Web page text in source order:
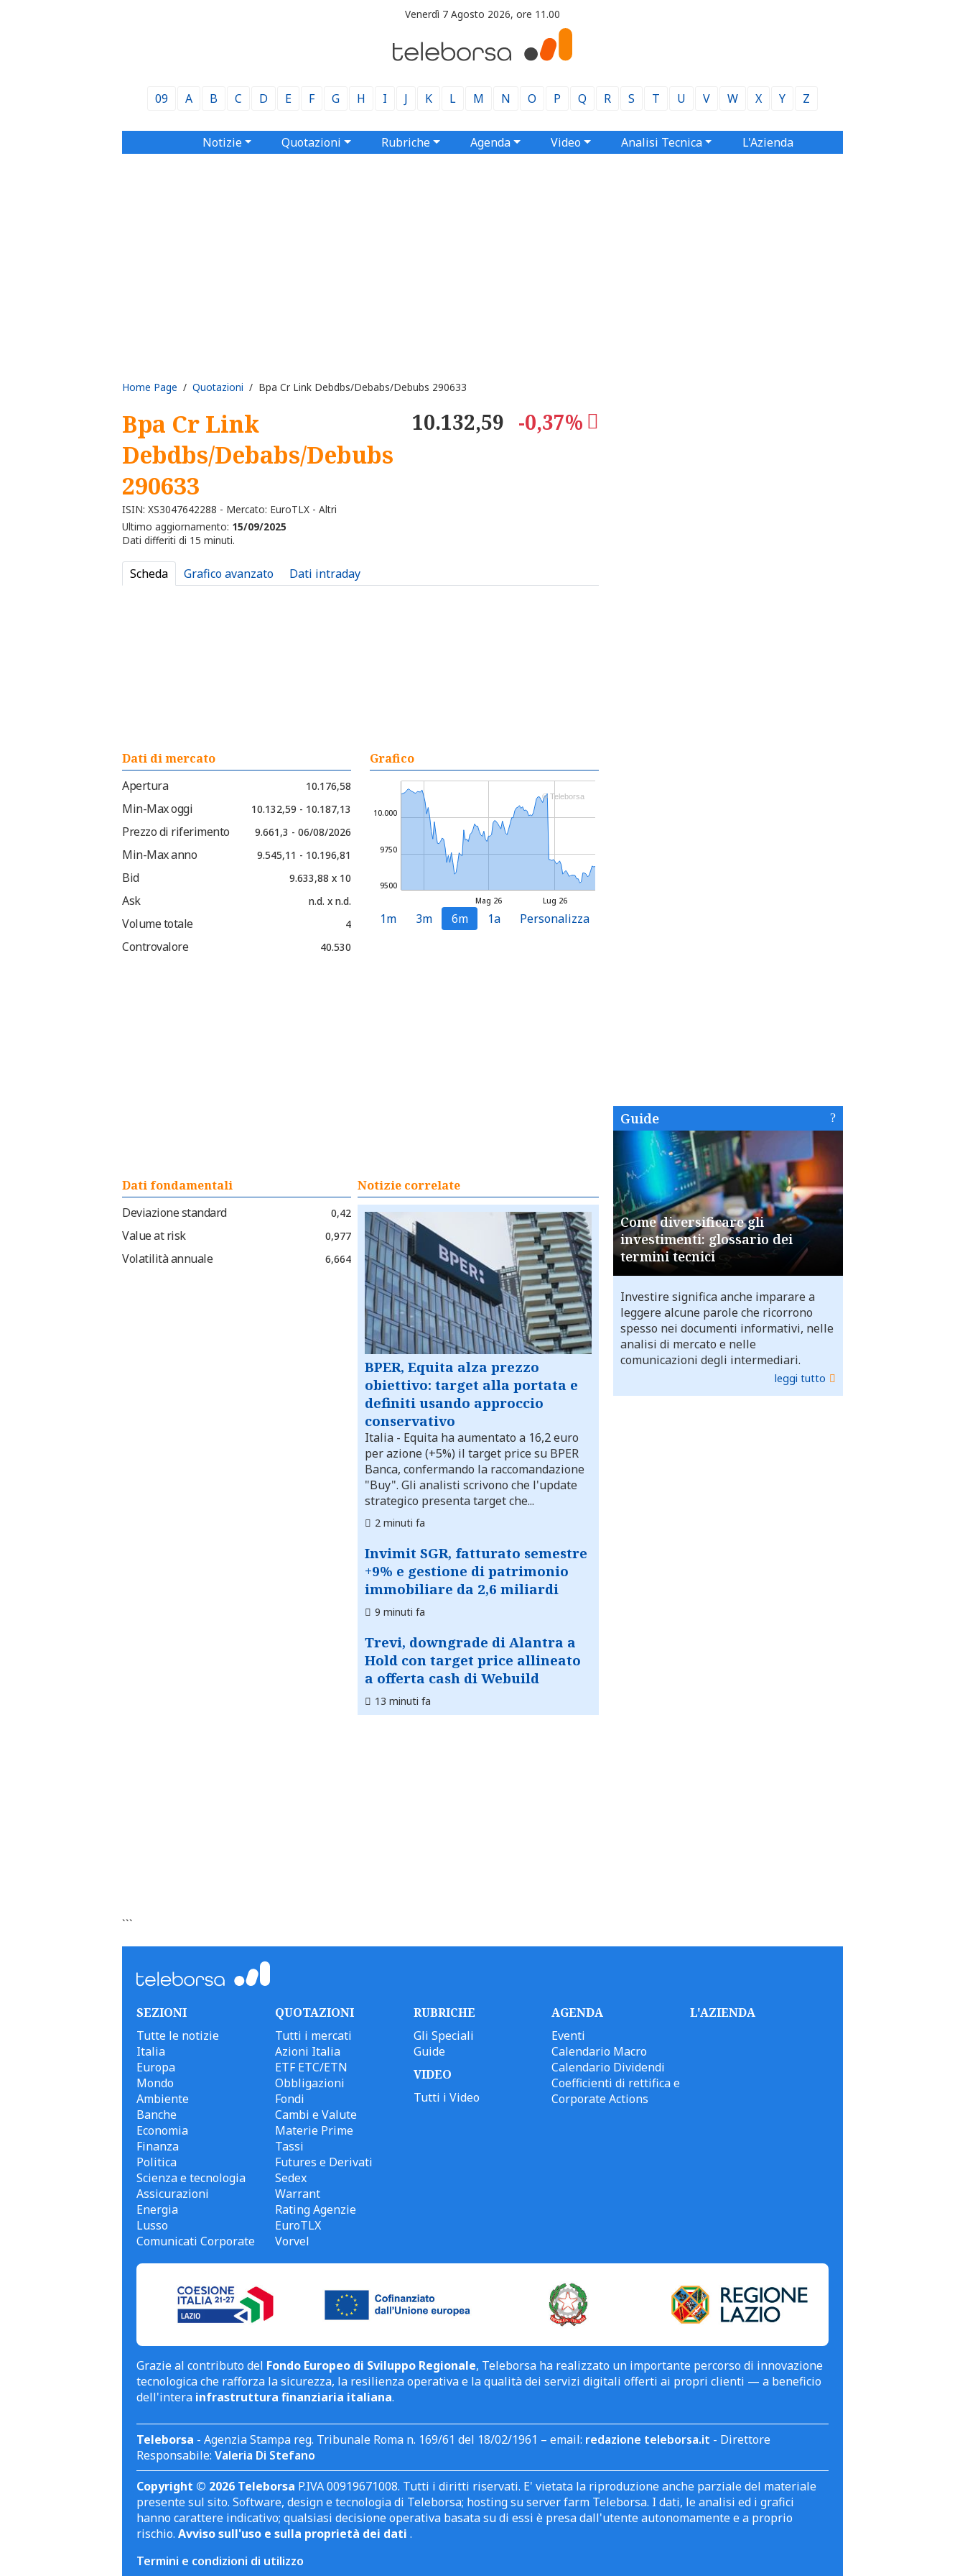
Venerdì 7 Agosto 2026, ore 11.00
09 A B C D E F G H I J K L M N O P Q R S T U V W X Y Z
Notizie Quotazioni Rubriche Agenda Video Analisi Tecnica L'Azienda
Home Page / Quotazioni / Bpa Cr Link Debdbs/Debabs/Debubs 290633
Bpa Cr Link
Debdbs/Debabs/Debubs
290633
ISIN: XS3047642288 - Mercato: EuroTLX - Altri
10.132,59 -0,37%
Ultimo aggiornamento: 15/09/2025
Dati differiti di 15 minuti.
Scheda Grafico avanzato Dati intraday
Dati di mercato
Apertura
10.176,58
Min-Max oggi 10.132,59 - 10.187,13
Prezzo di riferimento 9.661,3 - 06/08/2026
Min-Max anno 9.545,11 - 10.196,81
Bid 9.633,88 x 10
Ask n.d. x n.d.
Volume totale 4
Controvalore 40.530
Grafico
Lug 26
Mag 26
9500
9750
10.000
© Teleborsa
1m 3m 6m 1a Personalizza
Dati fondamentali
Deviazione standard
0,42
Value at risk 0,977
Volatilità annuale 6,664
Notizie correlate
BPER, Equita alza prezzo
obiettivo: target alla portata e
definiti usando approccio
conservativo
Italia - Equita ha aumentato a 16,2 euro
per azione (+5%) il target price su BPER
Banca, confermando la raccomandazione
"Buy". Gli analisti scrivono che l'update
strategico presenta target che...
2 minuti fa
Invimit SGR, fatturato semestre
+9% e gestione di patrimonio
immobiliare da 2,6 miliardi
9 minuti fa
Trevi, downgrade di Alantra a
Hold con target price allineato
a offerta cash di Webuild
13 minuti fa
```
Guide
Come diversificare gli
investimenti: glossario dei
termini tecnici
Investire significa anche imparare a
leggere alcune parole che ricorrono
spesso nei documenti informativi, nelle
analisi di mercato e nelle
comunicazioni degli intermediari.
leggi tutto
SEZIONI
Tutte le notizie
Italia
Europa
Mondo
Ambiente
Banche
Economia
Finanza
Politica
Scienza e tecnologia
Assicurazioni
Energia
Lusso
Comunicati Corporate
QUOTAZIONI
Tutti i mercati
Azioni Italia
ETF ETC/ETN
Obbligazioni
Fondi
Cambi e Valute
Materie Prime
Tassi
Futures e Derivati
Sedex
Warrant
Rating Agenzie
EuroTLX
Vorvel
RUBRICHE
Gli Speciali
Guide
VIDEO
Tutti i Video
AGENDA
Eventi
Calendario Macro
Calendario Dividendi
Coefficienti di rettifica e
Corporate Actions
L'AZIENDA
Grazie al contributo del Fondo Europeo di Sviluppo Regionale, Teleborsa ha realizzato un importante percorso di innovazione
tecnologica che rafforza la sicurezza, la resilienza operativa e la qualità dei servizi digitali offerti ai propri clienti — a beneficio
dell'intera infrastruttura finanziaria italiana.
Teleborsa - Agenzia Stampa reg. Tribunale Roma n. 169/61 del 18/02/1961 – email: redazione teleborsa.it - Direttore
Responsabile: Valeria Di Stefano
Copyright © 2026 Teleborsa P.IVA 00919671008. Tutti i diritti riservati. E' vietata la riproduzione anche parziale del materiale
presente sul sito. Software, design e tecnologia di Teleborsa; hosting su server farm Teleborsa. I dati, le analisi ed i grafici
hanno carattere indicativo; qualsiasi decisione operativa basata su di essi è presa dall'utente autonomamente e a proprio
rischio. Avviso sull'uso e sulla proprietà dei dati .
Termini e condizioni di utilizzo